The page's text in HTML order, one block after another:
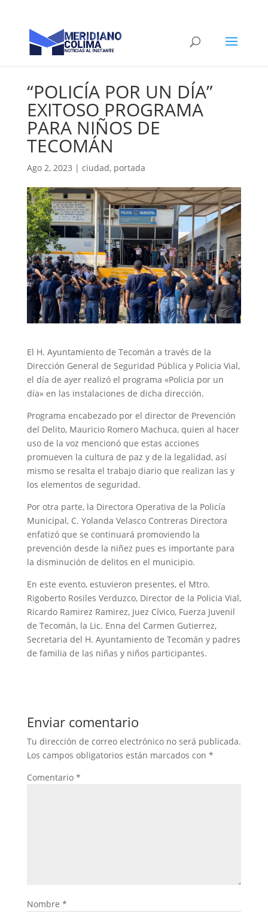
“POLICÍA POR UN DÍA”
EXITOSO PROGRAMA
PARA NIÑOS DE
TECOMÁN
Ago 2, 2023 | ciudad, portada
El H. Ayuntamiento de Tecomán a través de la
Dirección General de Seguridad Pública y Policia Vial,
el día de ayer realizó el programa «Policia por un
día» en las instalaciones de dicha dirección.
Programa encabezado por el director de Prevención
del Delito, Mauricio Romero Machuca, quien al hacer
uso de la voz mencionó que estas acciones
promueven la cultura de paz y de la legalidad, así
mismo se resalta el trabajo diario que realizan las y
los elementos de seguridad.
Por otra parte, la Directora Operativa de la Policía
Municipal, C. Yolanda Velasco Contreras Directora
enfatizó que se continuará promoviendo la
prevención desde la niñez pues es importante para
la disminución de delitos en el municipio.
En este evento, estuvieron presentes, el Mtro.
Rigoberto Rosiles Verduzco, Director de la Policia Vial,
Ricardo Ramirez Ramirez, Juez Cívico, Fuerza Juvenil
de Tecomán, la Lic. Enna del Carmen Gutierrez,
Secretaria del H. Ayuntamiento de Tecomán y padres
de familia de las niñas y niños participantes.
Enviar comentario
Tu dirección de correo electrónico no será publicada.
Los campos obligatorios están marcados con *
Comentario *
Nombre *